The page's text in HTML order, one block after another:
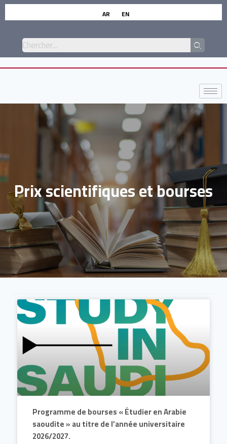
AR EN
Prix scientifiques et bourses
Programme de bourses « Étudier en Arabie
saoudite » au titre de l’année universitaire
2026/2027.